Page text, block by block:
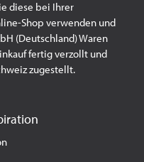
diese bei Ihrer
Shop verwenden und
(Deutschland) Waren
fertig verzollt und
zugestellt.